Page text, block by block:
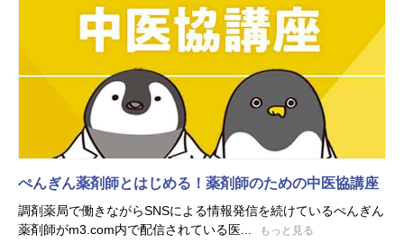
ぺんぎん薬剤師とはじめる！薬剤師のための中医協講座
調剤薬局で働きながらSNSによる情報発信を続けているぺんぎん
薬剤師がm3.com内で配信されている医...
もっと見る